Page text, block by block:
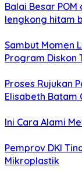
Balai Besar
lengkong hitam
Sambut Momen
Program Diskon
Proses Rujukan
Elisabeth Batam
Ini Cara Alami
Pemprov DKI
Mikroplastik